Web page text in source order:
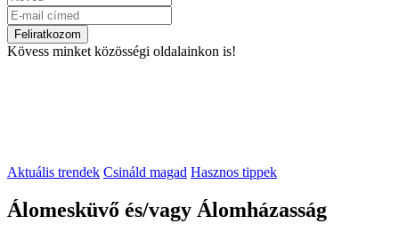
Kövess minket közösségi oldalainkon is!
Aktuális trendek Csináld magad Hasznos tippek
Álomesküvő és/vagy Álomházasság